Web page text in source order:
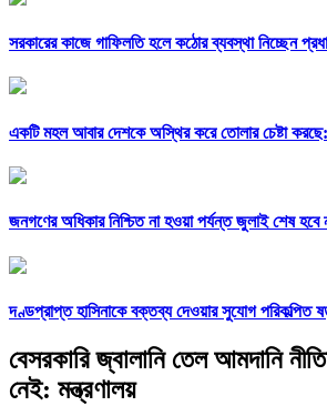
সরকারের কাজে গাফিলতি হলে কঠোর ব্যবস্থা নিচ্ছেন
একটি মহল আবার দেশকে অস্থির করে তোলার চেষ্টা
জনগণের অধিকার নিশ্চিত না হওয়া পর্যন্ত জুলাই শেষ হবে
দণ্ডপ্রাপ্ত হাসিনাকে বক্তব্য দেওয়ার সুযোগ পরিকল্পিত
বেসরকারি জ্বালানি তেল আমদানি
নেই: মন্ত্রণালয়